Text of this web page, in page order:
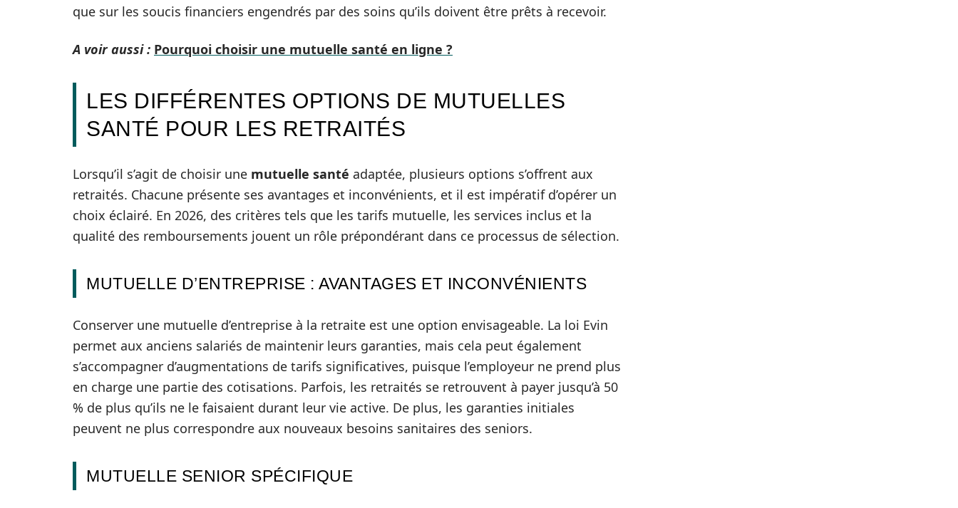
que sur les soucis financiers engendrés par des soins qu’ils doivent être prêts à recevoir.
A voir aussi : Pourquoi choisir une mutuelle santé en ligne ?
LES DIFFÉRENTES OPTIONS DE MUTUELLES
SANTÉ POUR LES RETRAITÉS
Lorsqu’il s’agit de choisir une mutuelle santé adaptée, plusieurs options s’offrent aux
retraités. Chacune présente ses avantages et inconvénients, et il est impératif d’opérer un
choix éclairé. En 2026, des critères tels que les tarifs mutuelle, les services inclus et la
qualité des remboursements jouent un rôle prépondérant dans ce processus de sélection.
MUTUELLE D’ENTREPRISE : AVANTAGES ET INCONVÉNIENTS
Conserver une mutuelle d’entreprise à la retraite est une option envisageable. La loi Evin
permet aux anciens salariés de maintenir leurs garanties, mais cela peut également
s’accompagner d’augmentations de tarifs significatives, puisque l’employeur ne prend plus
en charge une partie des cotisations. Parfois, les retraités se retrouvent à payer jusqu’à 50
% de plus qu’ils ne le faisaient durant leur vie active. De plus, les garanties initiales
peuvent ne plus correspondre aux nouveaux besoins sanitaires des seniors.
MUTUELLE SENIOR SPÉCIFIQUE